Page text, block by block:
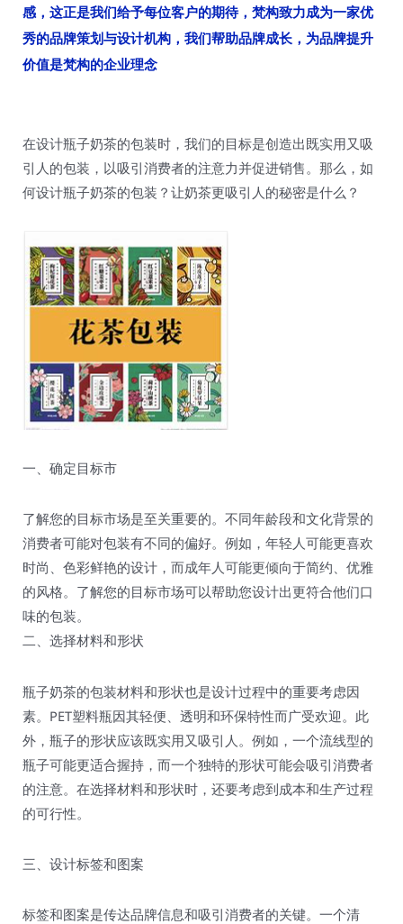
感，这正是我们给予每位客户的期待，梵构致力成为一家优
秀的品牌策划与设计机构，我们帮助品牌成长，为品牌提升
价值是梵构的企业理念
在设计瓶子奶茶的包装时，我们的目标是创造出既实用又吸
引人的包装，以吸引消费者的注意力并促进销售。那么，如
何设计瓶子奶茶的包装？让奶茶更吸引人的秘密是什么？
一、确定目标市
了解您的目标市场是至关重要的。不同年龄段和文化背景的
消费者可能对包装有不同的偏好。例如，年轻人可能更喜欢
时尚、色彩鲜艳的设计，而成年人可能更倾向于简约、优雅
的风格。了解您的目标市场可以帮助您设计出更符合他们口
味的包装。
二、选择材料和形状
瓶子奶茶的包装材料和形状也是设计过程中的重要考虑因
素。PET塑料瓶因其轻便、透明和环保特性而广受欢迎。此
外，瓶子的形状应该既实用又吸引人。例如，一个流线型的
瓶子可能更适合握持，而一个独特的形状可能会吸引消费者
的注意。在选择材料和形状时，还要考虑到成本和生产过程
的可行性。
三、设计标签和图案
标签和图案是传达品牌信息和吸引消费者的关键。一个清